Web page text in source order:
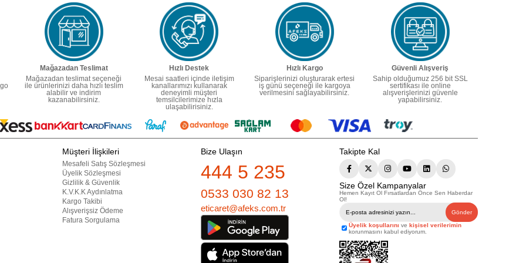
Mağazadan Teslimat
Mağazadan teslimat seçeneği
ile ürünlerinizi daha hızlı teslim
alabilir ve indirim
kazanabilirsiniz.
Hızlı Destek
Mesai saatleri içinde iletişim
kanallarımızı kullanarak
deneyimli müşteri
temsilcilerimize hızla
ulaşabilirisiniz.
Hızlı Kargo
Siparişlerinizi oluşturarak ertesi
iş günü seçeneği ile kargoya
verilmesini sağlayabilirsiniz.
Güvenli Alışveriş
Sahip olduğumuz 256 bit SSL
sertifikası ile online
alışverişlerinizi güvenle
yapabilirsiniz.
Müşteri İlişkileri
Mesafeli Satış Sözleşmesi
Üyelik Sözleşmesi
Gizlilik & Güvenlik
K.V.K.K Aydınlatma
Kargo Takibi
Alışverişsiz Ödeme
Fatura Sorgulama
Bize Ulaşın
444 5 235
0533 030 82 13
eticaret@afeks.com.tr
Takipte Kal
Size Özel Kampanyalar
Hemen Kayıt Ol Fırsatlardan Önce Sen Haberdar
Ol!
Gönder
Üyelik koşullarını ve kişisel verilerimin
korunmasını kabul ediyorum.